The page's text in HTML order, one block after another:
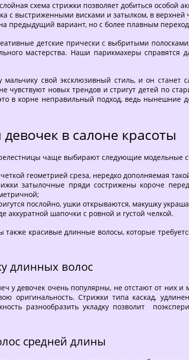
схема стрижки позволяет добиться особой
с выстриженными висками и затылком, в
предыдущий вариант, но с более плавным
детские прически с выбритыми
мастерства. Наши парикмахеры справятся
свой эксклюзивный стиль, и он станет
чувствуют новых трендов и стригут детей по
в корне неправильный подход, ведь нынешние
в салоне красоты
чаще выбирают следующие модельные
геометрией среза, нередко дополняемая
затылочные пряди сострижены короче
послойно, ушки открываются, макушку
аккуратной шапочки с ровной и густой челкой.
также красивые длинные волосы, которые
длинных волос
у девочек очень популярны, не отстают от них и
оригинальность. Стрижки типа каскад,
разнообразить укладку позволит
средней длины